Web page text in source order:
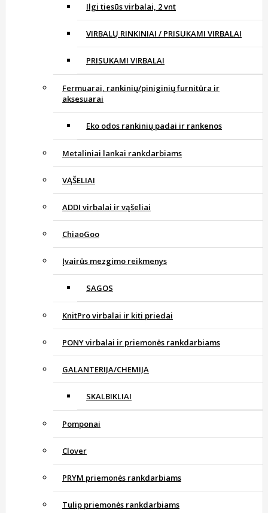
Ilgi tiesūs virbalai, 2 vnt
VIRBALŲ RINKINIAI / PRISUKAMI VIRBALAI
PRISUKAMI VIRBALAI
Fermuarai, rankinių/piniginių furnitūra ir
aksesuarai
Eko odos rankinių padai ir rankenos
Metaliniai lankai rankdarbiams
VĄŠELIAI
ADDI virbalai ir vąšeliai
ChiaoGoo
Įvairūs mezgimo reikmenys
SAGOS
KnitPro virbalai ir kiti priedai
PONY virbalai ir priemonės rankdarbiams
GALANTERIJA/CHEMIJA
SKALBIKLIAI
Pomponai
Clover
PRYM priemonės rankdarbiams
Tulip priemonės rankdarbiams